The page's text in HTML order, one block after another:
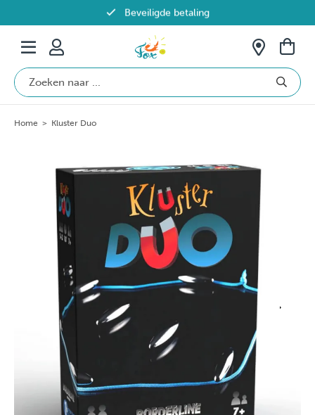
Beveiligde betaling
Gratis verzending vanaf €69 in België
Home > Kluster Duo